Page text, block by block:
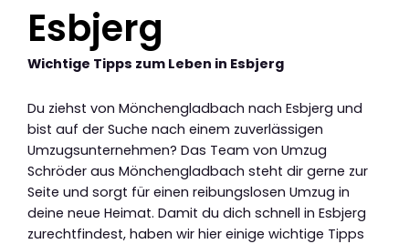
Esbjerg
Wichtige Tipps zum Leben in Esbjerg
Du ziehst von Mönchengladbach nach Esbjerg und
bist auf der Suche nach einem zuverlässigen
Umzugsunternehmen? Das Team von Umzug
Schröder aus Mönchengladbach steht dir gerne zur
Seite und sorgt für einen reibungslosen Umzug in
deine neue Heimat. Damit du dich schnell in Esbjerg
zurechtfindest, haben wir hier einige wichtige Tipps